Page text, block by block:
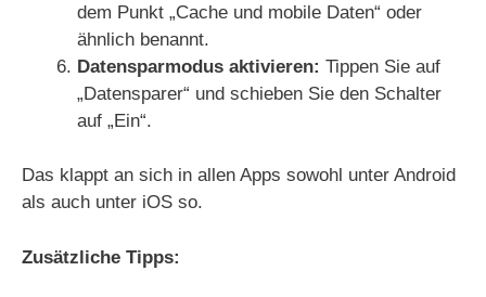
dem Punkt „Cache und mobile Daten“ oder
ähnlich benannt.
Datensparmodus aktivieren: Tippen Sie auf
„Datensparer“ und schieben Sie den Schalter
auf „Ein“.
Das klappt an sich in allen Apps sowohl unter Android
als auch unter iOS so.
Zusätzliche Tipps: